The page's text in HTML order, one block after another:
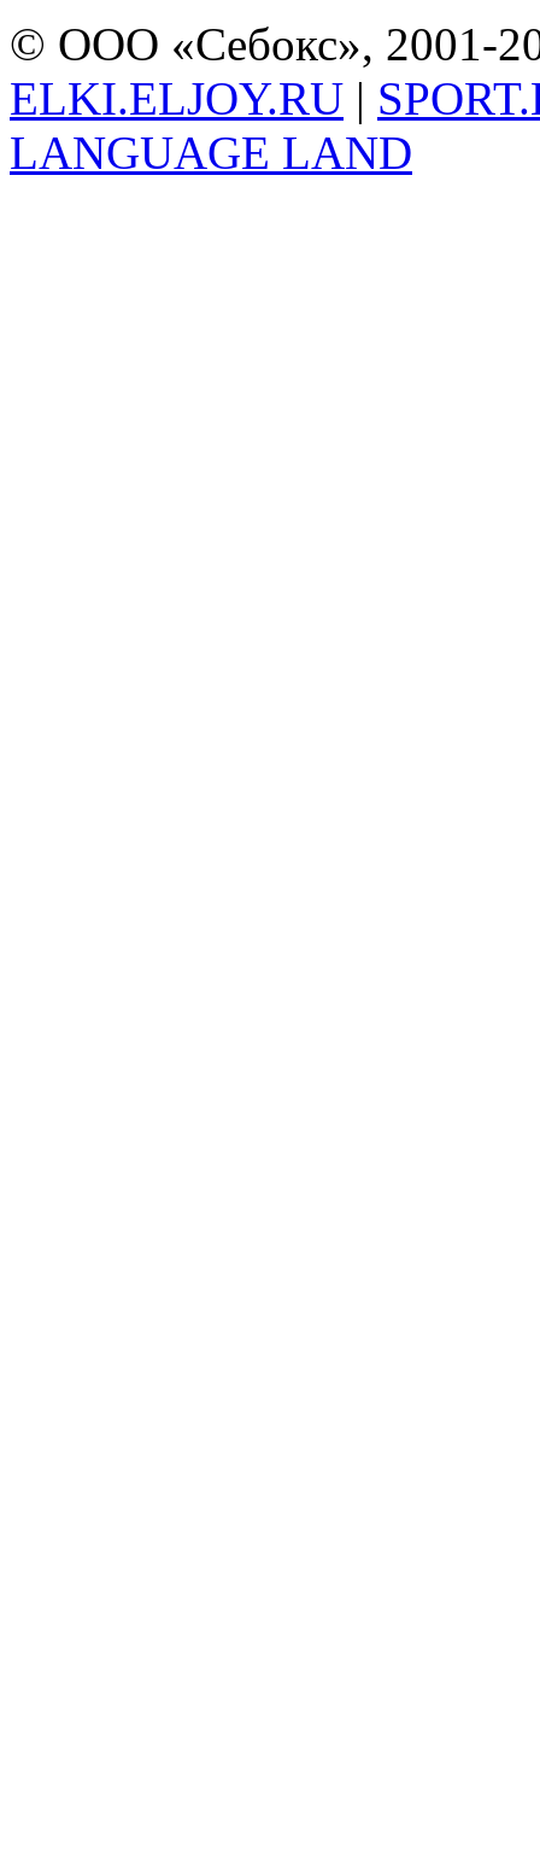
© ООО «Себокс», 2001-
ELKI.ELJOY.RU |
LANGUAGE LAND